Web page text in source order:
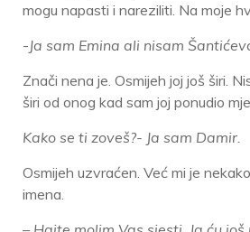
mogu napasti i nareziliti. Na moje
-Ja sam Emina ali nisam
Znači nena je. Osmijeh joj još širi.
širi od onog kad sam joj ponudio
Kako se ti zoveš?- Ja sam Damir.
Osmijeh uzvraćen. Već mi je
imena.